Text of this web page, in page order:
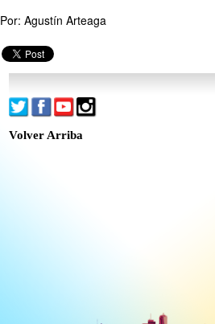
Por: Agustín Arteaga
Volver Arriba